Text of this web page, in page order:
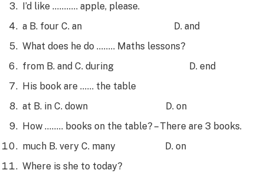
I’d like ……….. apple, please.
a B. four C. an D. and
What does he do …….. Maths lessons?
from B. and C. during D. end
His book are …… the table
at B. in C. down D. on
How …….. books on the table? – There are 3 books.
much B. very C. many D. on
Where is she to today?